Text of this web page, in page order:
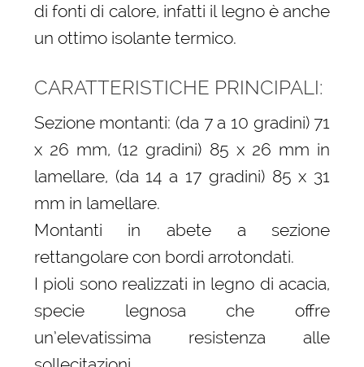
di fonti di calore, infatti il legno è anche
un ottimo isolante termico.
CARATTERISTICHE PRINCIPALI:
Sezione montanti: (da 7 a 10 gradini) 71
x 26 mm, (12 gradini) 85 x 26 mm in
lamellare, (da 14 a 17 gradini) 85 x 31
mm in lamellare.
Montanti in abete a sezione
rettangolare con bordi arrotondati.
I pioli sono realizzati in legno di acacia,
specie legnosa che offre
un’elevatissima resistenza alle